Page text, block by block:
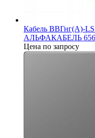
Кабель ВВГнг(А)-
АЛЬФАКАБЕЛЬ
Цена по запросу